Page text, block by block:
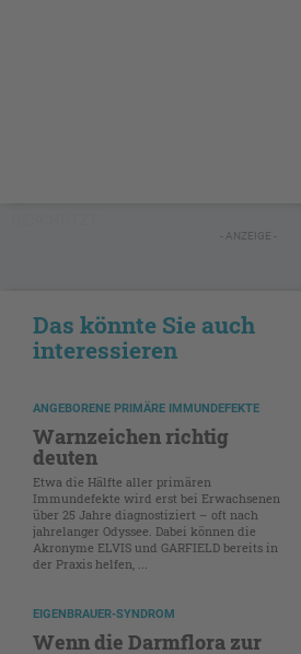
- ANZEIGE -
Das könnte Sie auch
interessieren
ANGEBORENE PRIMÄRE IMMUNDEFEKTE
Warnzeichen richtig
deuten
Etwa die Hälfte aller primären
Immundefekte wird erst bei Erwachsenen
über 25 Jahre diagnostiziert – oft nach
jahrelanger Odyssee. Dabei können die
Akronyme ELVIS und GARFIELD bereits in
der Praxis helfen, ...
EIGENBRAUER-SYNDROM
Wenn die Darmflora zur